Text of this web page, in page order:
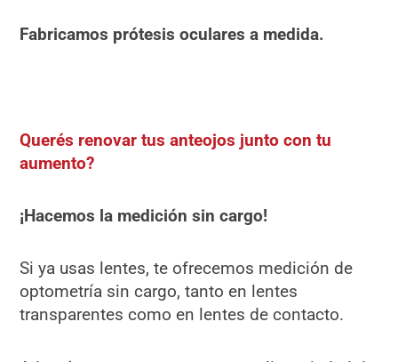
Fabricamos prótesis oculares a medida.
Querés renovar tus anteojos junto con tu
aumento?
¡Hacemos la medición sin cargo!
Si ya usas lentes, te ofrecemos medición de
optometría sin cargo, tanto en lentes
transparentes como en lentes de contacto.